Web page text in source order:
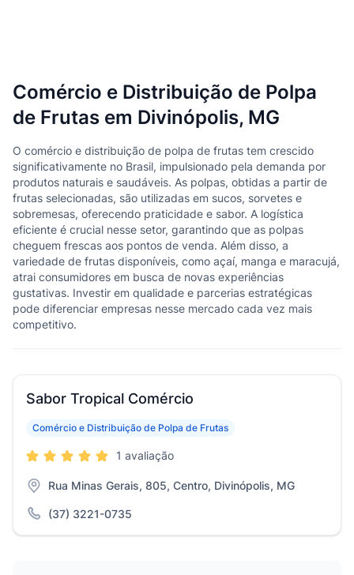
Comércio e Distribuição de Polpa
de Frutas em Divinópolis, MG
O comércio e distribuição de polpa de frutas tem crescido
significativamente no Brasil, impulsionado pela demanda por
produtos naturais e saudáveis. As polpas, obtidas a partir de
frutas selecionadas, são utilizadas em sucos, sorvetes e
sobremesas, oferecendo praticidade e sabor. A logística
eficiente é crucial nesse setor, garantindo que as polpas
cheguem frescas aos pontos de venda. Além disso, a
variedade de frutas disponíveis, como açaí, manga e maracujá,
atrai consumidores em busca de novas experiências
gustativas. Investir em qualidade e parcerias estratégicas
pode diferenciar empresas nesse mercado cada vez mais
competitivo.
Sabor Tropical Comércio
Comércio e Distribuição de Polpa de Frutas
1 avaliação
Rua Minas Gerais, 805, Centro, Divinópolis, MG
(37) 3221-0735